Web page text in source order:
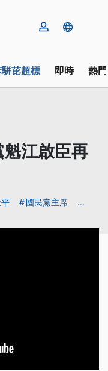
芘超標 即時 熱
江啟臣再
國民黨主席 ...